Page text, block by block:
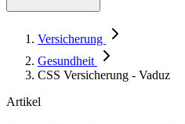
Versicherung
Gesundheit
CSS Versicherung - Vaduz
Artikel